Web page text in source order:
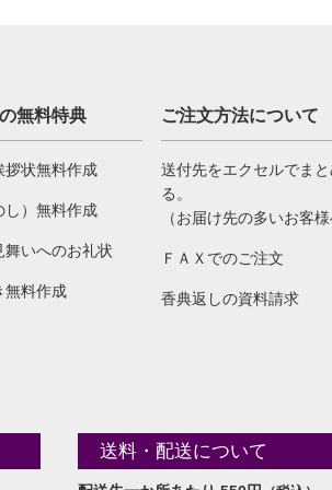
無料特典
拶状無料作成
し）無料作成
舞いへのお礼状
無料作成
ご注文方法について
送付先をエクセルでまと
る。
（お届け先の多いお客様
ＦＡＸでのご注文
香典返しの資料請求
送料・配送について